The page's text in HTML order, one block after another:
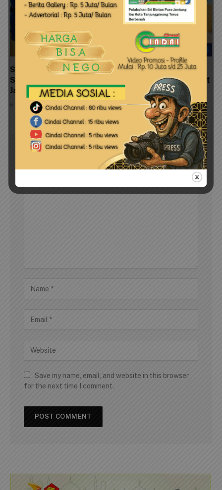
Satpolairud Polresta Tanjungpinang Pasang
Spanduk Himbauan Kebersihan dan Ajak Masyarakat
Jaga Kelestarian Pulau Penyengat
6 Agustus 2026
Save my name, email, and website in this browser
for the next time I comment.